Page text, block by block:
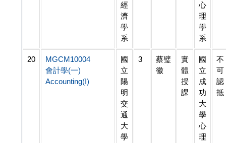
經
濟
學
系
心
理
學
系
20
MGCM10004
會計學(一)
Accounting(I)
國
立
陽
明
交
通
大
學
3
蔡璧
徽
實
體
授
課
國
立
成
功
大
學
心
理
不
可
認
抵